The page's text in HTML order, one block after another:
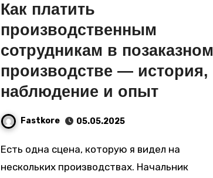
Как платить
производственным
сотрудникам в позаказном
производстве — история,
наблюдение и опыт
Fastkore 05.05.2025
Есть одна сцена, которую я видел на
нескольких производствах. Начальник